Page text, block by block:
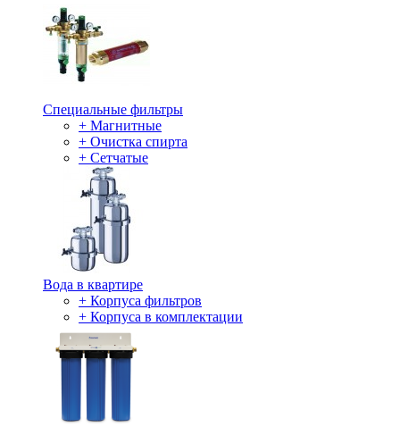
Специальные фильтры
+ Магнитные
+ Очистка спирта
+ Сетчатые
Вода в квартире
+ Корпуса фильтров
+ Корпуса в комплектации